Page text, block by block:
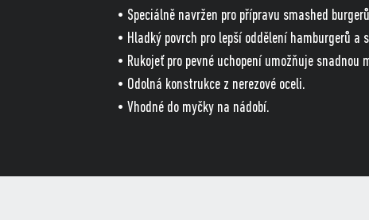
• Speciálně navržen pro přípravu smashed
• Hladký povrch pro lepší oddělení hamburgerů a
• Rukojeť pro pevné uchopení umožňuje
• Odolná konstrukce z nerezové oceli.
• Vhodné do myčky na nádobí.